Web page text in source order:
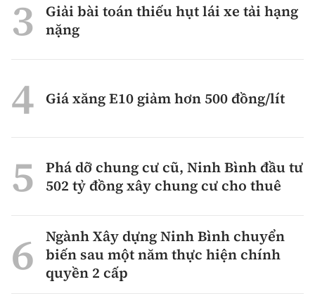
Giải bài toán thiếu hụt lái xe tải hạng
nặng
Giá xăng E10 giảm hơn 500 đồng/lít
Phá dỡ chung cư cũ, Ninh Bình đầu tư
502 tỷ đồng xây chung cư cho thuê
Ngành Xây dựng Ninh Bình chuyển
biến sau một năm thực hiện chính
quyền 2 cấp